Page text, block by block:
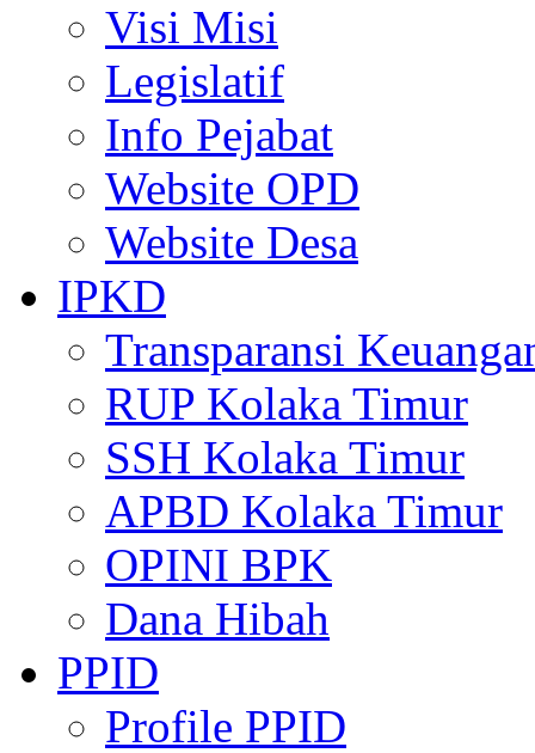
Visi Misi
Legislatif
Info Pejabat
Website OPD
Website Desa
IPKD
Transparansi
RUP Kolaka Timur
SSH Kolaka Timur
APBD Kolaka Timur
OPINI BPK
Dana Hibah
PPID
Profile PPID